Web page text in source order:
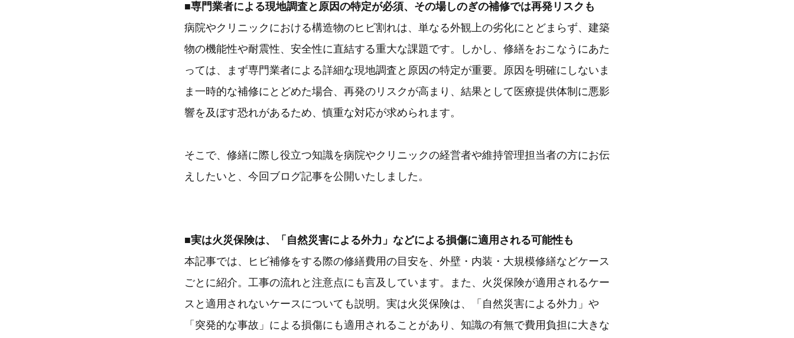
■専門業者による現地調査と原因の特定が必須、その場しのぎの補修では再発リスクも
病院やクリニックにおける構造物のヒビ割れは、単なる外観上の劣化にとどまらず、建築
物の機能性や耐震性、安全性に直結する重大な課題です。しかし、修繕をおこなうにあた
っては、まず専門業者による詳細な現地調査と原因の特定が重要。原因を明確にしないま
ま一時的な補修にとどめた場合、再発のリスクが高まり、結果として医療提供体制に悪影
響を及ぼす恐れがあるため、慎重な対応が求められます。
そこで、修繕に際し役立つ知識を病院やクリニックの経営者や維持管理担当者の方にお伝
えしたいと、今回ブログ記事を公開いたしました。
■実は火災保険は、「自然災害による外力」などによる損傷に適用される可能性も
本記事では、ヒビ補修をする際の修繕費用の目安を、外壁・内装・大規模修繕などケース
ごとに紹介。工事の流れと注意点にも言及しています。また、火災保険が適用されるケー
スと適用されないケースについても説明。実は火災保険は、「自然災害による外力」や
「突発的な事故」による損傷にも適用されることがあり、知識の有無で費用負担に大きな